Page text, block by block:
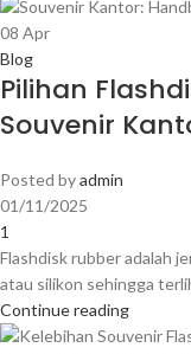
08 Apr
Blog
Pilihan
Souvenir
Posted byadmin
01/11/2025
1
Flashdisk rubber adalah
atau silikon sehingga
Continue reading